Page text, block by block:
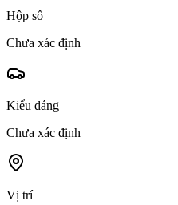
Hộp số
Chưa xác định
Kiểu dáng
Chưa xác định
Vị trí